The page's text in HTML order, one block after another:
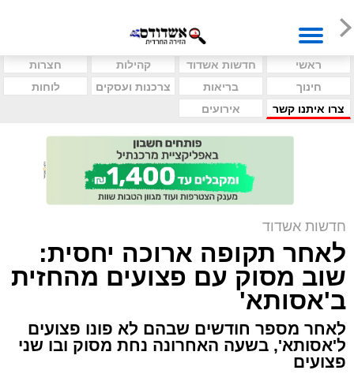
ראשי חדשות אשדוד קהילות
חצרות
חינוך
בריאות צרכנות ועסקים
לוחות
צרו איתנו קשר
אירועים
חדשות אשדוד
לאחר תקופה ארוכה יחסית:
שוב מסוק עם פצועים מהחזית
ב'אסותא'
לאחר מספר חודשים שבהם לא פונו פצועים
ל'אסותא', בשעה האחרונה נחת מסוק ובו שני
פצועים